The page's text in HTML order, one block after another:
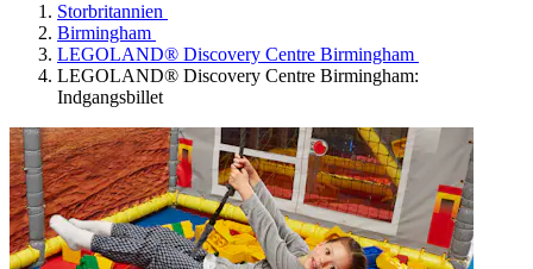
Storbritannien
Birmingham
LEGOLAND® Discovery Centre Birmingham
LEGOLAND® Discovery Centre Birmingham:
Indgangsbillet